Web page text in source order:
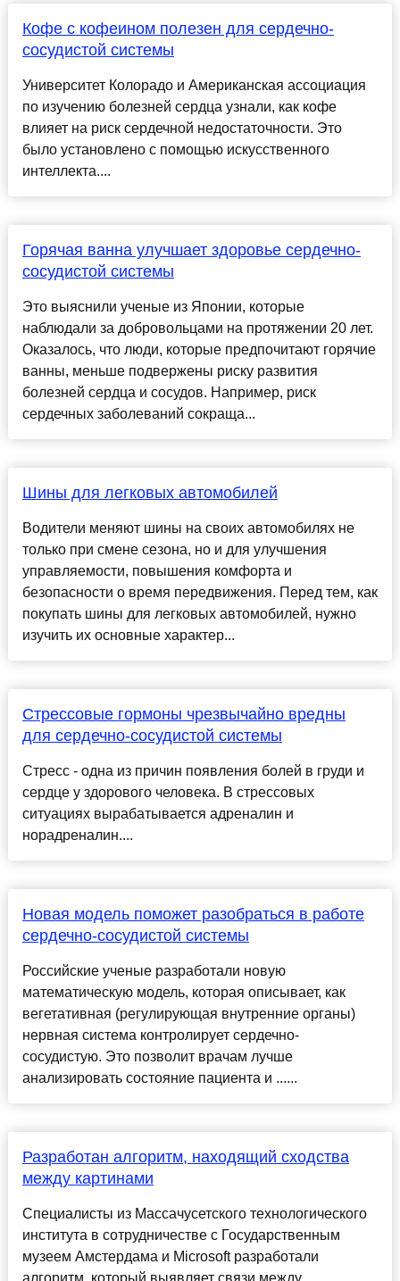
Кофе с кофеином полезен для сердечно-
сосудистой системы
Университет Колорадо и Американская ассоциация
по изучению болезней сердца узнали, как кофе
влияет на риск сердечной недостаточности. Это
было установлено с помощью искусственного
интеллекта....
Горячая ванна улучшает здоровье сердечно-
сосудистой системы
Это выяснили ученые из Японии, которые
наблюдали за добровольцами на протяжении 20 лет.
Оказалось, что люди, которые предпочитают горячие
ванны, меньше подвержены риску развития
болезней сердца и сосудов. Например, риск
сердечных заболеваний сокраща...
Шины для легковых автомобилей
Водители меняют шины на своих автомобилях не
только при смене сезона, но и для улучшения
управляемости, повышения комфорта и
безопасности о время передвижения. Перед тем, как
покупать шины для легковых автомобилей, нужно
изучить их основные характер...
Стрессовые гормоны чрезвычайно вредны
для сердечно-сосудистой системы
Стресс - одна из причин появления болей в груди и
сердце у здорового человека. В стрессовых
ситуациях вырабатывается адреналин и
норадреналин....
Новая модель поможет разобраться в работе
сердечно-сосудистой системы
Российские ученые разработали новую
математическую модель, которая описывает, как
вегетативная (регулирующая внутренние органы)
нервная система контролирует сердечно-
сосудистую. Это позволит врачам лучше
анализировать состояние пациента и ......
Разработан алгоритм, находящий сходства
между картинами
Специалисты из Массачусетского технологического
института в сотрудничестве с Государственным
музеем Амстердама и Microsoft разработали